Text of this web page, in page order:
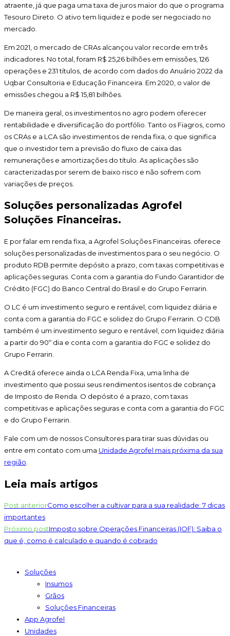
atraente, já que paga uma taxa de juros maior do que o programa
Tesouro Direto. O ativo tem liquidez e pode ser negociado no
mercado.
Em 2021, o mercado de CRAs alcançou valor recorde em três
indicadores. No total, foram R$ 25,26 bilhões em emissões, 126
operações e 231 títulos, de acordo com dados do Anuário 2022 da
Uqbar Consultoria e Educação Financeira. Em 2020, o valor de
emissões chegou a R$ 15,81 bilhões.
De maneira geral, os investimentos no agro podem oferecer
rentabilidade e diversificação do portfólio. Tanto os Fiagros, como
os CRAs e a LCA são investimentos de renda fixa, o que significa
que o investidor tem a previsão do fluxo de caixa das
remunerações e amortizações do título. As aplicações são
caracterizadas por serem de baixo risco e não sofrem com
variações de preços.
Soluções personalizadas Agrofel
Soluções Financeiras.
E por falar em renda fixa, a Agrofel Soluções Financeiras. oferece
soluções personalizadas de investimentos para o seu negócio. O
produto RDB permite depósito a prazo, com taxas competitivas e
aplicações seguras. Conta com a garantia do Fundo Garantidor de
Crédito (FGC) do Banco Central do Brasil e do Grupo Ferrarin.
O LC é um investimento seguro e rentável, com liquidez diária e
conta com a garantia do FGC e solidez do Grupo Ferrarin. O CDB
também é um investimento seguro e rentável, com liquidez diária
a partir do 90º dia e conta com a garantia do FGC e solidez do
Grupo Ferrarin.
A Creditá oferece ainda o LCA Renda Fixa, uma linha de
investimento que possui seus rendimentos isentos de cobrança
de Imposto de Renda. O depósito é a prazo, com taxas
competitivas e aplicações seguras e conta com a garantia do FGC
e do Grupo Ferrarin.
Fale com um de nossos Consultores para tirar suas dúvidas ou
entre em contato com uma Unidade Agrofel mais próxima da sua
região
Leia mais artigos
Post anteriorComo escolher a cultivar para a sua realidade: 7 dicas
importantes
Próximo postImposto sobre Operações Financeiras (IOF): Saiba o
que é, como é calculado e quando é cobrado
Soluções
Insumos
Grãos
Soluções Financeiras
App Agrofel
Unidades